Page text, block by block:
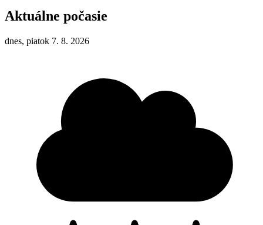
Aktuálne počasie
dnes, piatok 7. 8. 2026